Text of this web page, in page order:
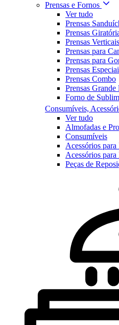
Prensas e Fornos
Ver tudo
Prensas
Prensas
Prensas Verticais
Prensas para
Prensas para
Prensas
Prensas Combo
Prensas Grande
Forno de
Consumíveis,
Ver tudo
Almofadas e
Consumíveis
Acessórios para
Acessórios para
Peças de